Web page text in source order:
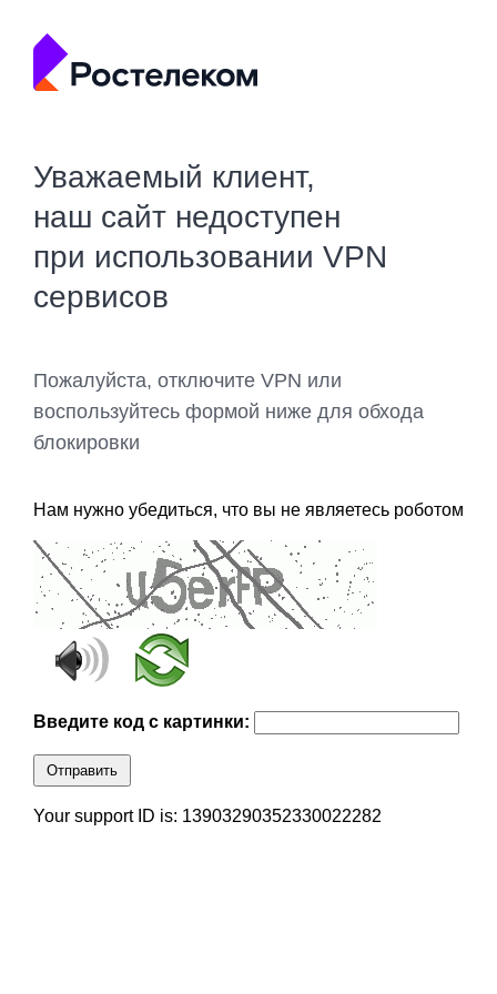
Уважаемый клиент,
наш сайт недоступен
при использовании VPN
сервисов
Пожалуйста, отключите VPN или
воспользуйтесь формой ниже для обхода
блокировки
Нам нужно убедиться, что вы не являетесь роботом
Введите код с картинки:
Отправить
Your support ID is: 13903290352330022282